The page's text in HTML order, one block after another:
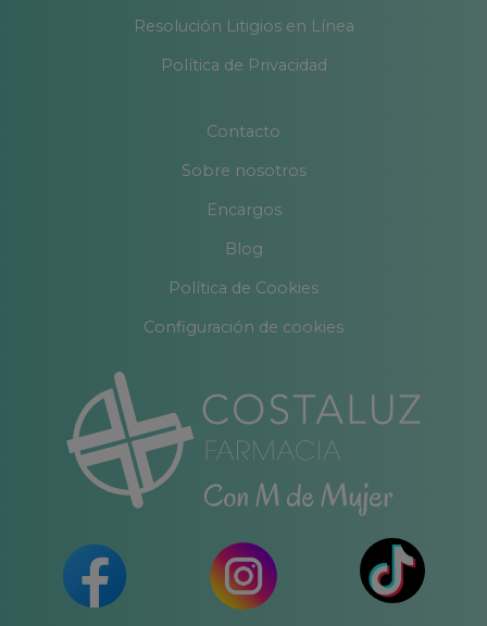
Resolución Litigios en Línea
Política de Privacidad
Contacto
Sobre nosotros
Encargos
Blog
Política de Cookies
Configuración de cookies